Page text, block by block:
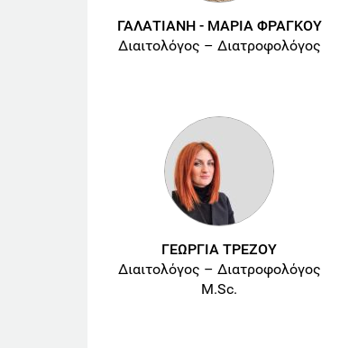
ΓΑΛΑΤΙΑΝΗ - ΜΑΡΙΑ ΦΡΑΓΚΟΥ
Διαιτολόγος – Διατροφολόγος
ΓΕΩΡΓΙΑ ΤΡΕΖΟΥ
Διαιτολόγος – Διατροφολόγος
M.Sc.